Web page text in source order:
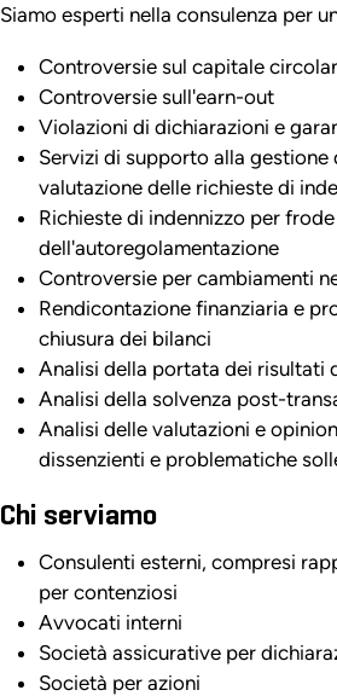
Siamo esperti nella consulenza per
Controversie sul capitale
Controversie sull'earn-out
Violazioni di dichiarazioni e
Servizi di supporto alla
valutazione delle richieste di
Richieste di indennizzo per
dell'autoregolamentazione
Controversie per cambiamenti
Rendicontazione finanziaria e
chiusura dei bilanci
Analisi della portata dei risultati
Analisi della solvenza post-
Analisi delle valutazioni e
dissenzienti e problematiche
Chi serviamo
Consulenti esterni, compresi
per contenziosi
Avvocati interni
Società assicurative per
Società per azioni